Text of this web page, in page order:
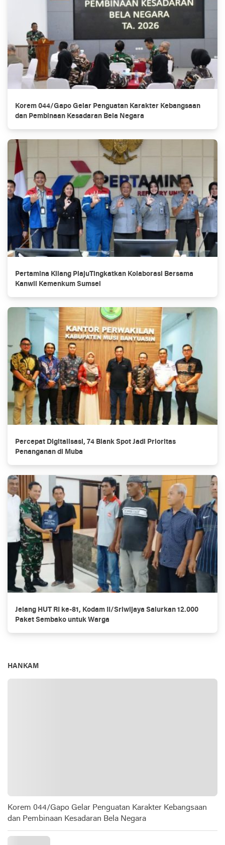
Korem 044/Gapo Gelar Penguatan Karakter Kebangsaan
dan Pembinaan Kesadaran Bela Negara
Pertamina Kilang PlajuTingkatkan Kolaborasi Bersama
Kanwil Kemenkum Sumsel
Percepat Digitalisasi, 74 Blank Spot Jadi Prioritas
Penanganan di Muba
Jelang HUT RI ke-81, Kodam II/Sriwijaya Salurkan 12.000
Paket Sembako untuk Warga
HANKAM
Korem 044/Gapo Gelar Penguatan Karakter Kebangsaan
dan Pembinaan Kesadaran Bela Negara